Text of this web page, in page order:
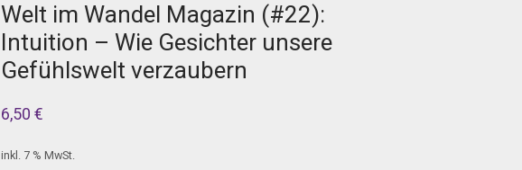
Welt im Wandel Magazin (#22):
Intuition – Wie Gesichter unsere
Gefühlswelt verzaubern
6,50 €
inkl. 7 % MwSt.